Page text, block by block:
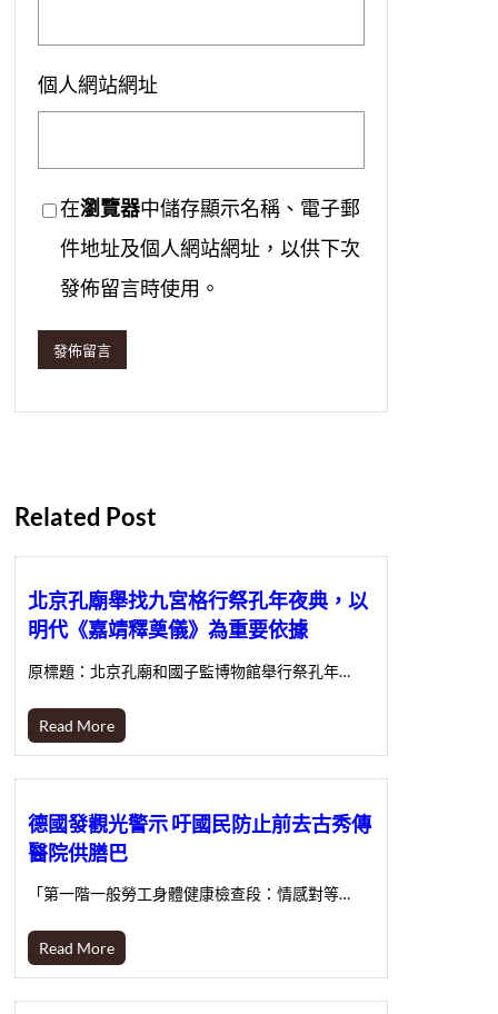
個人網站網址
在瀏覽器中儲存顯示名稱、電子郵
件地址及個人網站網址，以供下次
發佈留言時使用。
Related Post
北京孔廟舉找九宮格行祭孔年夜典，以
明代《嘉靖釋奠儀》為重要依據
原標題：北京孔廟和國子監博物館舉行祭孔年…
Read More
德國發觀光警示 吁國民防止前去古秀傳
醫院供膳巴
「第一階一般勞工身體健康檢查段：情感對等…
Read More